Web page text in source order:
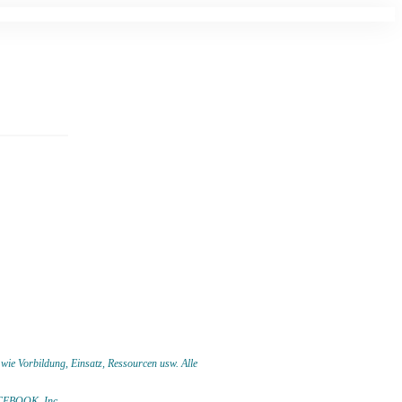
Vorbildung, Einsatz, Ressourcen usw.Alle